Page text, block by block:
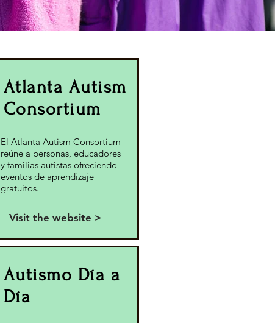
Atlanta Autism
Consortium
El Atlanta Autism Consortium
reúne a personas, educadores
y familias autistas ofreciendo
eventos de aprendizaje
gratuitos.
Visit the website >
Autismo Día a
Día